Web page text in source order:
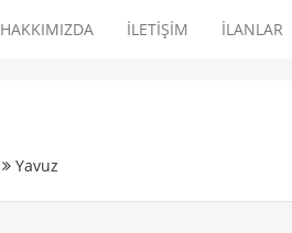
HAKKIMIZDA İLETİŞİM İLANLAR
Yavuz